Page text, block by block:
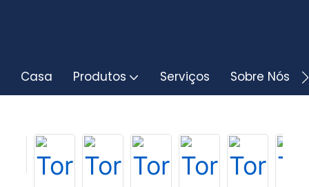
Casa Produtos Serviços Sobre Nós